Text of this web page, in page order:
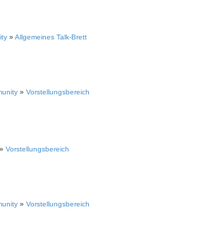
» Allgemeines Talk-Brett
» Vorstellungsbereich
» Vorstellungsbereich
» Vorstellungsbereich